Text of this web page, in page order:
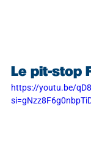
Le pit-stop
https://youtu.be/